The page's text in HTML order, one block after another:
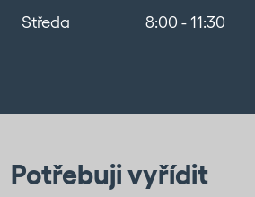
Středa 8:00 - 11:30
Potřebuji vyřídit